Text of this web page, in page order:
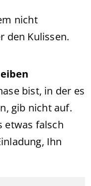
nicht
den Kulissen.
bist, in der es
gib nicht auf.
etwas falsch
Ihn